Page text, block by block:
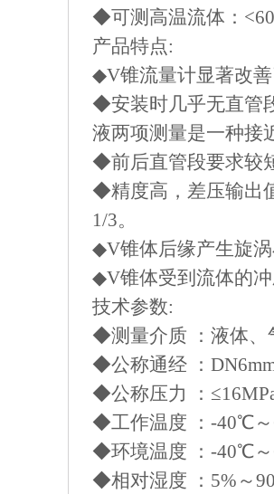
◆可测高温流体：
产品特点:
◆V锥流量计显著改
◆安装时几乎无直管
液两项测量是一种接
◆前后直管段要求较
◆精度高，差压输出
1/3。
◆V锥体后缘产生旋
◆V锥体受到流体的
技术参数:
◆测量介质 ：液体、
◆公称通经 ：
◆公称压力 ：
◆工作温度 ：-40℃
◆环境温度 ：-40℃
◆相对湿度 ：5%～